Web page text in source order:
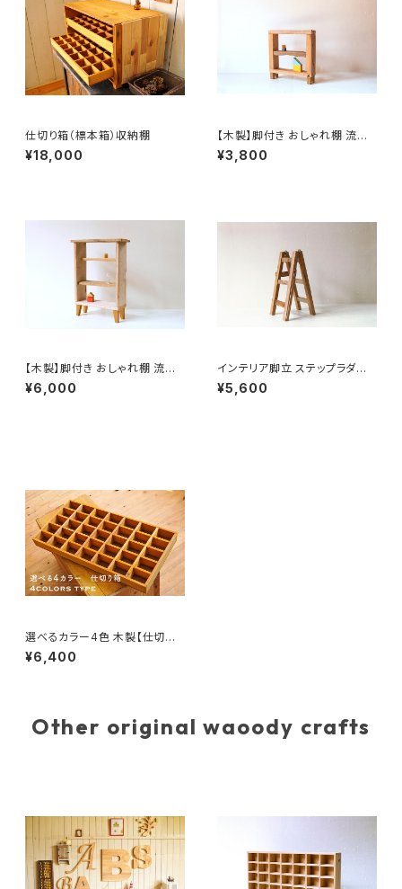
仕切り箱（標本箱）収納棚
¥18,000
【木製】脚付き おしゃれ棚 流木
板のナチュラルインテリア家具
（雑貨付き）【流木板・古材作品シ
¥3,800
【木製】脚付き おしゃれ棚 流木
板のナチュラルインテリア家具
【雑貨付き】 【流木板・廃材作品
¥6,000
インテリア脚立 ステップラダー
【流木板・古材作品シリーズ】
¥5,600
選べるカラー4色 木製【仕切り
箱・標本箱・収納箱】
¥6,400
Other original waoody crafts